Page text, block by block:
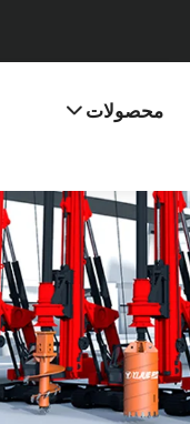
محصولات